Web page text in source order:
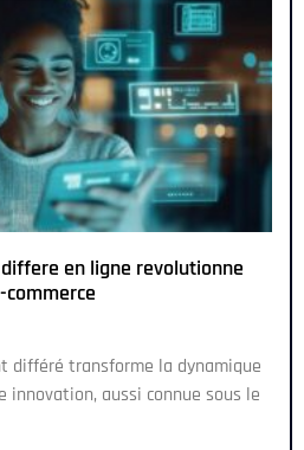
en ligne revolutionne
commerce
différé transforme la dynamique
innovation, aussi connue sous le